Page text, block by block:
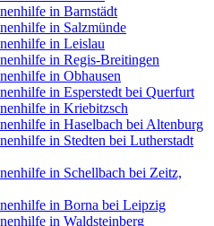
in Barnstädt
in Salzmünde
in Leislau
in Regis-Breitingen
in Obhausen
in Esperstedt bei Querfurt
in Kriebitzsch
in Haselbach bei Altenburg
in Stedten bei Lutherstadt
in Schellbach bei Zeitz,
in Borna bei Leipzig
in Waldsteinberg